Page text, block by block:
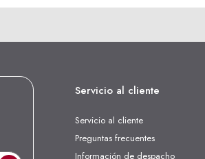
Servicio al cliente
Servicio al cliente
Preguntas frecuentes
Información de despacho